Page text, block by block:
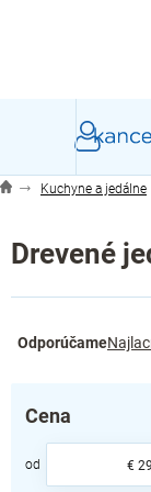
Kuchyne a jedálne
Drevené
a
n
e
Odporúčame
Cena
€